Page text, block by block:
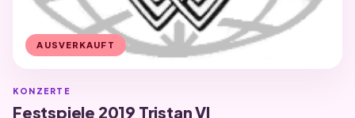
AUSVERKAUFT
KONZERTE
Festspiele 2019 Tristan VI